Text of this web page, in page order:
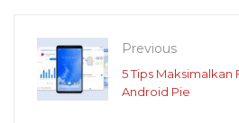
Previous
5 Tips
Android Pie